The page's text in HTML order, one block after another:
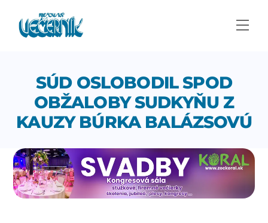
content
SÚD OSLOBODIL SPOD
OBŽALOBY SUDKYŇU Z
KAUZY BÚRKA BALÁZSOVÚ